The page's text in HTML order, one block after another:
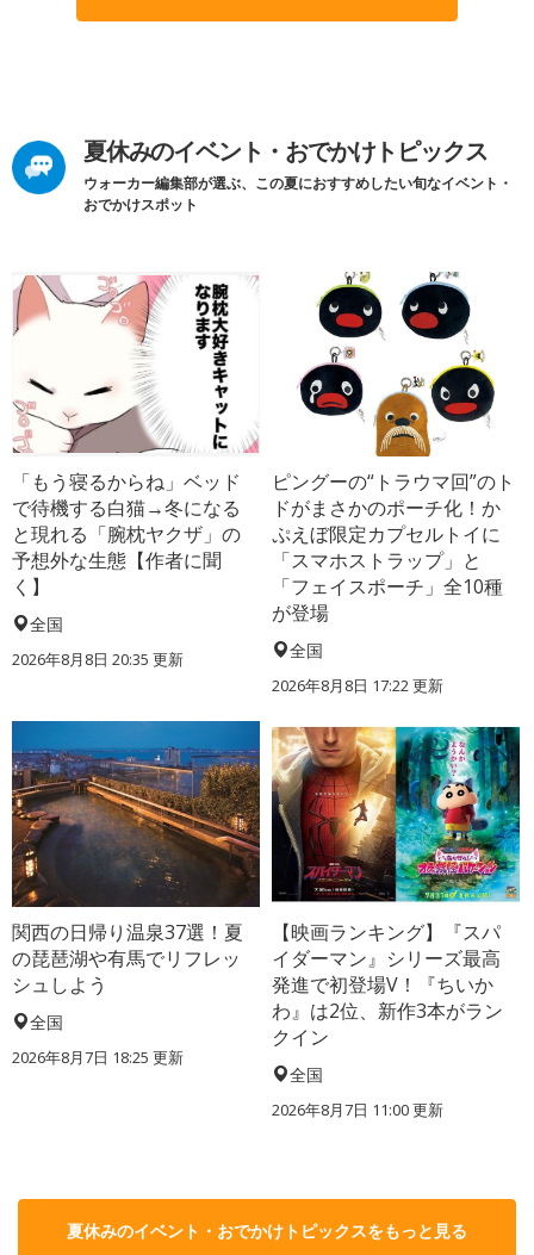
夏休みのイベント・おでかけトピックス
ウォーカー編集部が選ぶ、この夏におすすめしたい旬なイベント・
おでかけスポット
「もう寝るからね」ベッド
で待機する白猫→冬になる
と現れる「腕枕ヤクザ」の
予想外な生態【作者に聞
く】
全国
2026年8月8日 20:35 更新
ピングーの“トラウマ回”のト
ドがまさかのポーチ化！か
ぷえぼ限定カプセルトイに
「スマホストラップ」と
「フェイスポーチ」全10種
が登場
全国
2026年8月8日 17:22更新
関西の日帰り温泉37選！夏
の琵琶湖や有馬でリフレッ
シュしよう
全国
2026年8月7日 18:25 更新
【映画ランキング】『スパ
イダーマン』シリーズ最高
発進で初登場V！『ちいか
わ』は2位、新作3本がラン
クイン
全国
2026年8月7日 11:00更新
夏休みのイベント・おでかけトピックスをもっと見る